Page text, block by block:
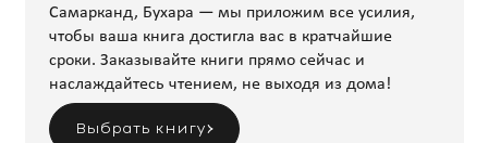
Самарканд, Бухара — мы приложим все усилия,
чтобы ваша книга достигла вас в кратчайшие
сроки. Заказывайте книги прямо сейчас и
наслаждайтесь чтением, не выходя из дома!
Выбрать книгу